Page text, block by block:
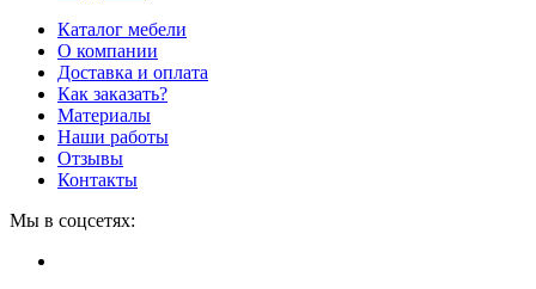
Каталог мебели
О компании
Доставка и оплата
Как заказать?
Материалы
Наши работы
Отзывы
Контакты
Мы в соцсетях: